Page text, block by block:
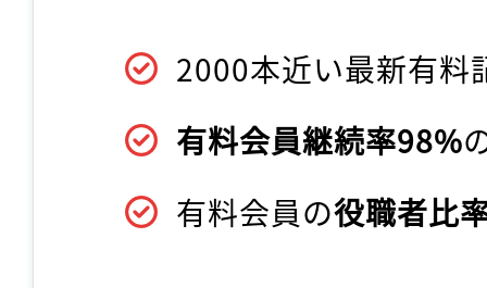
2000本近い最新有料
有料会員継続率98%
有料会員の役職者比